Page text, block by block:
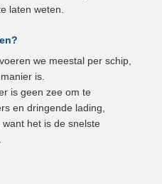
laten weten.
we meestal per schip,
is.
is geen zee om te
en dringende lading,
het is de snelste